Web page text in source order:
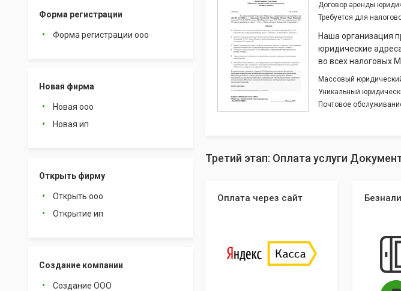
Форма регистрации
Форма регистрации ооо
Новая фирма
Новая ооо
Новая ип
Открыть фирму
Открыть ооо
Открытие ип
Создание компании
Создание ООО
Договор аренды
Требуется для
Наша организация
юридические
во всех налоговых
Массовый
Уникальный
Почтовое
Третий этап: Оплата услуги
Оплата через сайт